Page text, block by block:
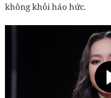
không khỏi háo hức.